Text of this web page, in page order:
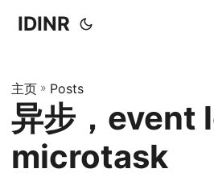
IDINR
主页 » Posts
异步，event
microtask